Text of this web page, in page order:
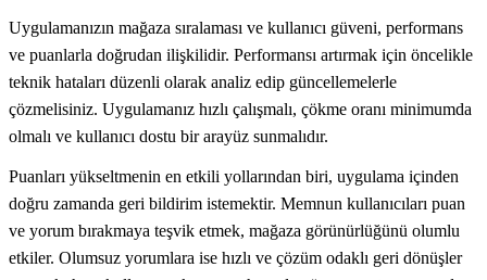
Uygulamanızın mağaza sıralaması ve kullanıcı güveni, performans
ve puanlarla doğrudan ilişkilidir. Performansı artırmak için öncelikle
teknik hataları düzenli olarak analiz edip güncellemelerle
çözmelisiniz. Uygulamanız hızlı çalışmalı, çökme oranı minimumda
olmalı ve kullanıcı dostu bir arayüz sunmalıdır.
Puanları yükseltmenin en etkili yollarından biri, uygulama içinden
doğru zamanda geri bildirim istemektir. Memnun kullanıcıları puan
ve yorum bırakmaya teşvik etmek, mağaza görünürlüğünü olumlu
etkiler. Olumsuz yorumlara ise hızlı ve çözüm odaklı geri dönüşler